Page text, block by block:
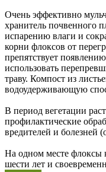
Очень эффективно
хранитель почвенного
испарению влаги и
корни флоксов от
препятствует
использовать
траву. Компост из
водоудерживающую
В период вегетации
профилактические
вредителей и болезней
На одном месте флоксы
шести лет и